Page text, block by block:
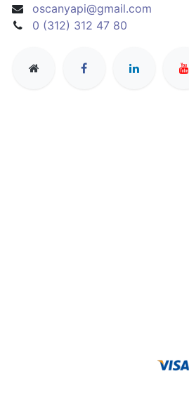
oscanyapi@gmail.com
0 (312) 312 47 80